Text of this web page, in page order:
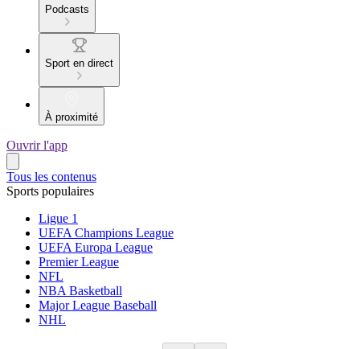
Podcasts
Sport en direct
À proximité
Ouvrir l'app
Tous les contenus
Sports populaires
Ligue 1
UEFA Champions League
UEFA Europa League
Premier League
NFL
NBA Basketball
Major League Baseball
NHL